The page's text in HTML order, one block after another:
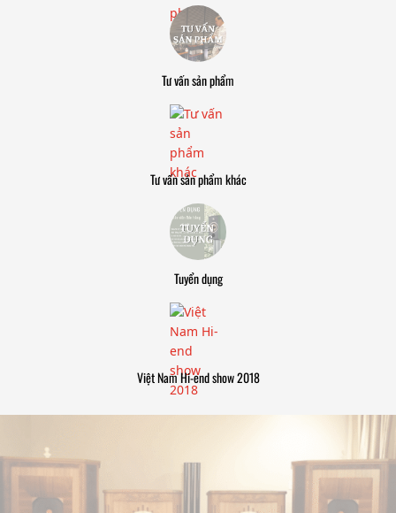
Tư vấn sản phẩm
Tư vấn sản phẩm khác
Tuyển dụng
Việt Nam Hi-end show 2018